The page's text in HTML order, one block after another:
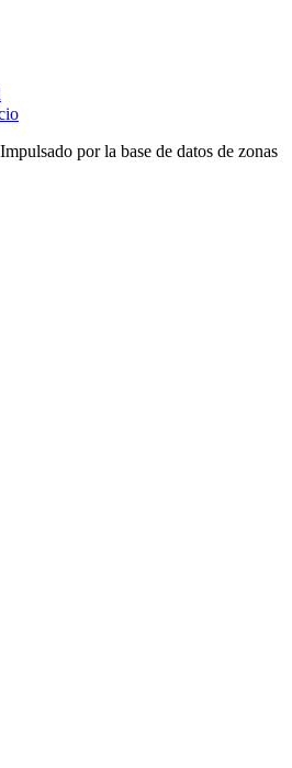
por la base de datos de zonas